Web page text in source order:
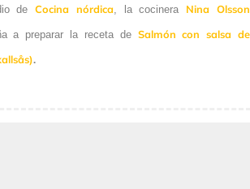
deCocina nórdica , la cocinera Nina Olsson
a preparar la receta de Salmón con salsa de
.